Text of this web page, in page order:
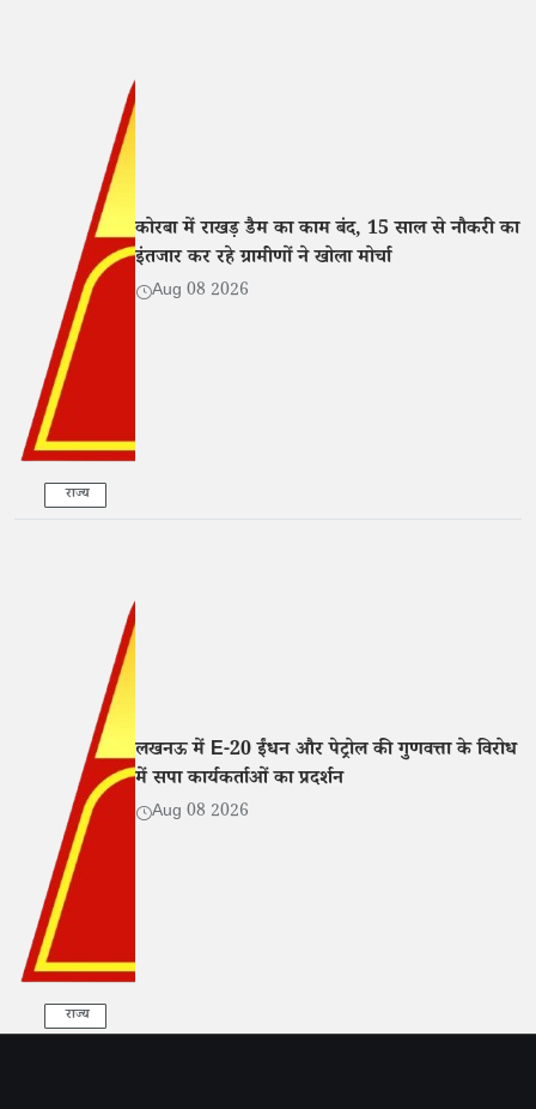
राज्य
कोरबा में राखड़ डैम का काम बंद, 15 साल से नौकरी का
इंतजार कर रहे ग्रामीणों ने खोला मोर्चा
Aug 08 2026
राज्य
लखनऊ में E-20 ईंधन और पेट्रोल की गुणवत्ता के विरोध
में सपा कार्यकर्ताओं का प्रदर्शन
Aug 08 2026